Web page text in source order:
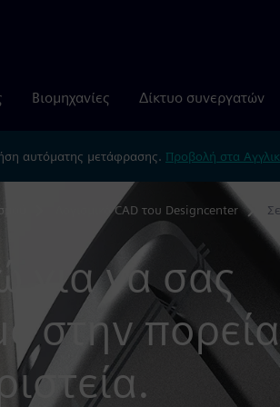
Βιομηχανίες Δίκτυο συνεργατών
αυτόματης μετάφρασης. Προβολή στα
Λογισμικό CAD του Designcenter
για να σας
στην